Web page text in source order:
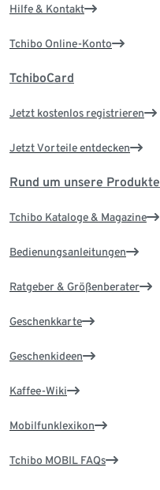
Hilfe & Kontakt
Tchibo Online-Konto
TchiboCard
Jetzt kostenlos registrieren
Jetzt Vorteile entdecken
Rund um unsere Produkte
Tchibo Kataloge & Magazine
Bedienungsanleitungen
Ratgeber & Größenberater
Geschenkkarte
Geschenkideen
Kaffee-Wiki
Mobilfunklexikon
Tchibo MOBIL FAQs